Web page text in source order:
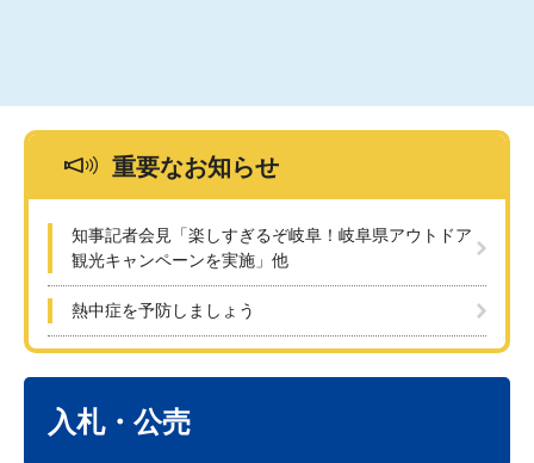
重要なお知らせ
知事記者会見「楽しすぎるぞ岐阜！岐阜県アウトドア
観光キャンペーンを実施」他
熱中症を予防しましょう
入札・公売